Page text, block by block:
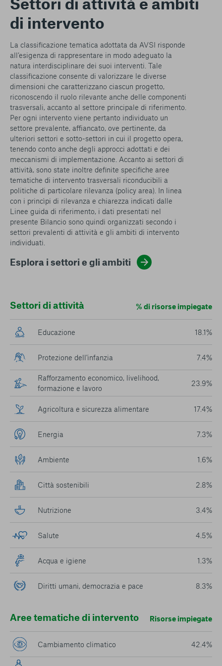
di intervento
La classificazione tematica adottata da AVSI risponde
all’esigenza di rappresentare in modo adeguato la
natura interdisciplinare dei suoi interventi. Tale
classificazione consente di valorizzare le diverse
dimensioni che caratterizzano ciascun progetto,
riconoscendo il ruolo rilevante anche delle componenti
trasversali, accanto al settore principale di riferimento.
Per ogni intervento viene pertanto individuato un
settore prevalente, affiancato, ove pertinente, da
ulteriori settori e sotto-settori in cui il progetto opera,
tenendo conto anche degli approcci adottati e dei
meccanismi di implementazione. Accanto ai settori di
attività, sono state inoltre definite specifiche aree
tematiche di intervento trasversali riconducibili a
politiche di particolare rilevanza (policy area). In linea
con i princìpi di rilevanza e chiarezza indicati dalle
Linee guida di riferimento, i dati presentati nel
presente Bilancio sono quindi organizzati secondo i
settori prevalenti di attività e gli ambiti di intervento
individuati.
Esplora i settori e gli ambiti
Settori di attività % di risorse impiegate
Educazione 18.1%
Protezione dell'infanzia 7.4%
Rafforzamento economico, livelihood,
formazione e lavoro
23.9%
Agricoltura e sicurezza alimentare 17.4%
Energia 7.3%
Ambiente 1.6%
Città sostenibili 2.8%
Nutrizione 3.4%
Salute 4.5%
Acqua e igiene 1.3%
Diritti umani, democrazia e pace 8.3%
Aree tematiche di intervento Risorse impiegate
Cambiamento climatico 42.4%